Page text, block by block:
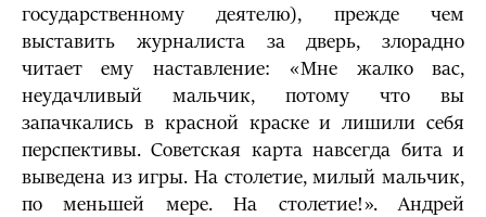
государственному деятелю), прежде чем
выставить журналиста за дверь, злорадно
читает ему наставление: «Мне жалко вас,
неудачливый мальчик, потому что вы
запачкались в красной краске и лишили себя
перспективы. Советская карта навсегда бита и
выведена из игры. На столетие, милый мальчик,
по меньшей мере. На столетие!». Андрей